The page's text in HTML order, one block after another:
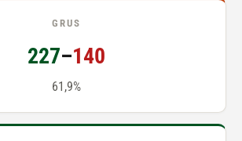
GRUS
227–140
61,9%